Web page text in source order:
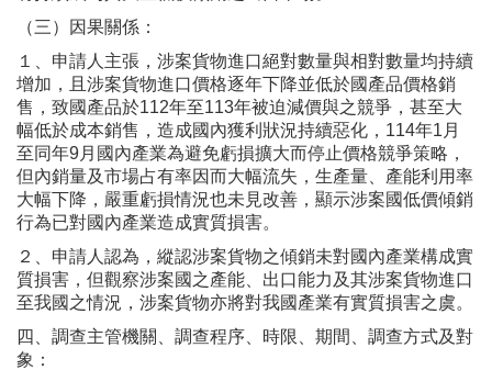
（三）因果關係：
１、申請人主張，涉案貨物進口絕對數量與相對數量均持續
增加，且涉案貨物進口價格逐年下降並低於國產品價格銷
售，致國產品於112年至113年被迫減價與之競爭，甚至大
幅低於成本銷售，造成國內獲利狀況持續惡化，114年1月
至同年9月國內產業為避免虧損擴大而停止價格競爭策略，
但內銷量及市場占有率因而大幅流失，生產量、產能利用率
大幅下降，嚴重虧損情況也未見改善，顯示涉案國低價傾銷
行為已對國內產業造成實質損害。
２、申請人認為，縱認涉案貨物之傾銷未對國內產業構成實
質損害，但觀察涉案國之產能、出口能力及其涉案貨物進口
至我國之情況，涉案貨物亦將對我國產業有實質損害之虞。
四、調查主管機關、調查程序、時限、期間、調查方式及對
象：